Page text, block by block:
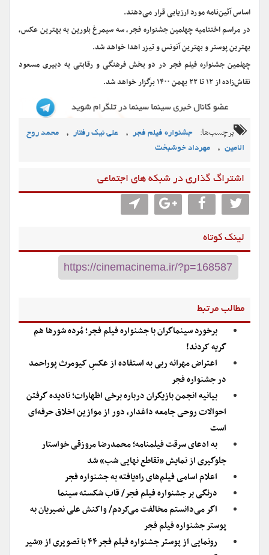
اساس آئین‌نامه مورد ارزیابی قرار می‌دهند.
در مراسم اختتامیه چهلمین جشنواره فجر، سه سیمرغ بلورین به بهترین عکس،
بهترین پوستر و بهترین آنونس و تیزر اهدا خواهد شد.
چهلمین جشنواره فیلم فجر در دو بخش فرهنگی و رقابتی به دبیری مسعود
نقاش‌زاده از ۱۲ تا ۲۲ بهمن ۱۴۰۰ برگزار خواهد شد.
برچسب‌ها: جشنواره فیلم فجر , علی نیک رفتار ,
محمد روح‌
الامین , مهرداد خوشبخت
اشتراگ گذاری در شبکه های اجتماعی
لینک کوتاه
مطالب مرتبط
برخورد سینماگران با جشنواره فیلم فجر؛ مُرده شورها هم
گریه کردند!
اعتراض مهرانه ربی به استفاده از عکسِ کیومرث پوراحمد
در جشنواره فجر
بیانیه انجمن بازیگران درباره برخی اظهارات؛ نادیده گرفتن
احوالات روحی جامعه داغدار، دور از موازین اخلاق حرفه‌ای
است
به ادعای سرقت فیلمنامه؛ محمدرضا مروزقی خواستار
جلوگیری از نمایش «تقاطع نهایی شب» شد
اعلام اسامی فیلم‌های راه‌یافته به جشنواره فجر
درنگی بر جشنواره فیلم فجر/ قاب شکسته سینما
اگر می‌دانستم مخالفت می‌کردم/ واکنش علی نصیریان به
پوستر جشنواره فیلم فجر
رونمایی از پوستر جشنواره فیلم فجر ۴۴ با تصویری از «شیر